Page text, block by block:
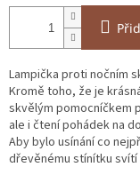
Lampička proti nočním
Kromě toho, že je
skvělým pomocníčkem
ale i čtení pohádek na
Aby bylo usínání co
dřevěnému stínítku svítí